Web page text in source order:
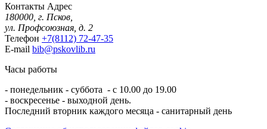
Контакты Адрес
180000, г. Псков,
ул. Профсоюзная, д. 2
Телефон +7(8112) 72-47-35
E-mail bib@pskovlib.ru
Часы работы
- понедельник - суббота - с 10.00 до 19.00
- воскресенье - выходной день.
Последний вторник каждого месяца - санитарный день